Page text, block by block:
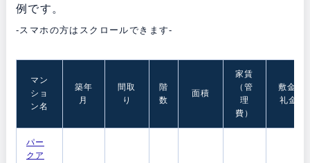
例です。
-スマホの方はスクロールできます-
マン
ショ
ン名
築年
月
間取
り
階
数
面積
家賃
（管
理
費）
敷金/
礼金
パー
クア